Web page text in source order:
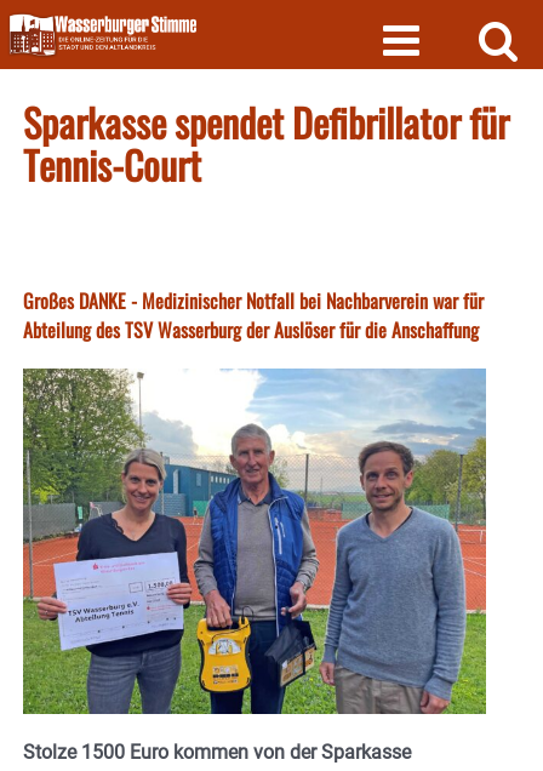
Skip
to
content
Sparkasse spendet Defibrillator für
Tennis-Court
Großes DANKE - Medizinischer Notfall bei Nachbarverein war für
Abteilung des TSV Wasserburg der Auslöser für die Anschaffung
Stolze 1500 Euro kommen von der Sparkasse